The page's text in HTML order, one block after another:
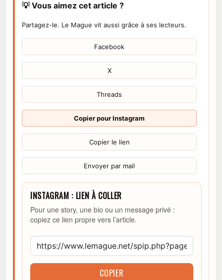
💡 Vous aimez cet article ?
Partagez-le. Le Mague vit aussi grâce à ses lecteurs.
Facebook
X
Threads
Copier pour Instagram
Copier le lien
Envoyer par mail
INSTAGRAM : LIEN À COLLER
Pour une story, une bio ou un message privé :
copiez ce lien propre vers l’article.
COPIER